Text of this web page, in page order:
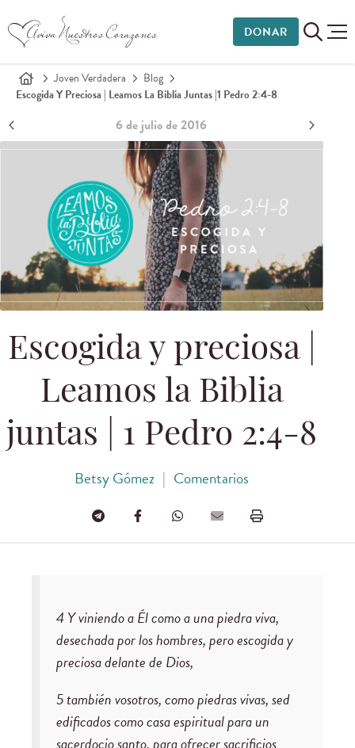
DONAR
Joven Verdadera
Blog
Escogida Y Preciosa | Leamos La Biblia Juntas |1 Pedro 2:4-8
6 de julio de 2016
Escogida y preciosa |
Leamos la Biblia
juntas | 1 Pedro 2:4-8
Betsy Gómez | Comentarios
4 Y viniendo a Él como a una piedra viva,
desechada por los hombres, pero escogida y
preciosa delante de Dios,
5 también vosotros, como piedras vivas, sed
edificados como casa espiritual para un